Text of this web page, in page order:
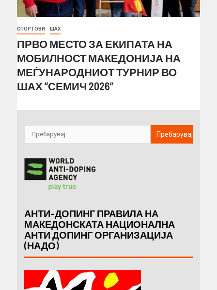
СПОРТОВИ ШАХ
ПРВО МЕСТО ЗА ЕКИПАТА НА
МОБИЛНОСТ МАКЕДОНИЈА НА
МЕЃУНАРОДНИОТ ТУРНИР ВО
ШАХ “СЕМИЧ 2026”
АНТИ-ДОПИНГ ПРАВИЛА НА
МАКЕДОНСКАТА НАЦИОНАЛНА
АНТИ ДОПИНГ ОРГАНИЗАЦИЈА
(НАДО)